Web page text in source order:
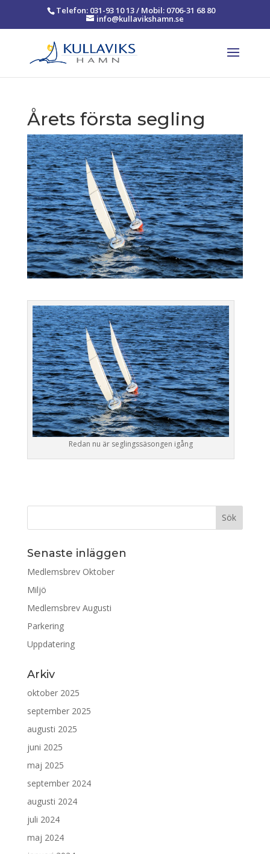
Telefon: 031-93 10 13 / Mobil: 0706-31 68 80
info@kullavikshamn.se
Årets första segling
Redan nu är seglingssäsongen igång
Senaste inläggen
Medlemsbrev Oktober
Miljö
Medlemsbrev Augusti
Parkering
Uppdatering
Arkiv
oktober 2025
september 2025
augusti 2025
juni 2025
maj 2025
september 2024
augusti 2024
juli 2024
maj 2024